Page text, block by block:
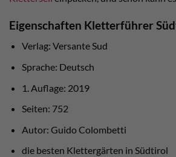
Eigenschaften Kletterführer
Verlag: Versante Sud
Sprache: Deutsch
1. Auflage: 2019
Seiten: 752
Autor: Guido Colombetti
die besten Klettergärten in Südtirol